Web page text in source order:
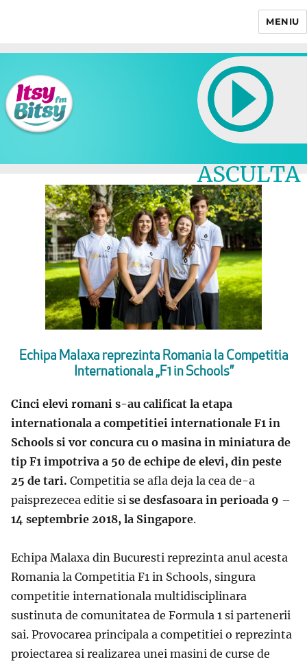
MENIU
ASCULTA
LIVE
Echipa Malaxa reprezinta Romania la Competitia
Internationala „F1 in Schools”
Cinci elevi romani s-au calificat la etapa
internationala a competitiei internationale F1 in
Schools si vor concura cu o masina in miniatura de
tip F1 impotriva a 50 de echipe de elevi, din peste
25 de tari. Competitia se afla deja la cea de-a
paisprezecea editie si se desfasoara in perioada 9 –
14 septembrie 2018, la Singapore.
Echipa Malaxa din Bucuresti reprezinta anul acesta
Romania la Competitia F1 in Schools, singura
competitie internationala multidisciplinara
sustinuta de comunitatea de Formula 1 si partenerii
sai. Provocarea principala a competitiei o reprezinta
proiectarea si realizarea unei masini de curse de